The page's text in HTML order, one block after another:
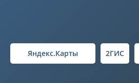
Яндекс.Карты 2ГИС